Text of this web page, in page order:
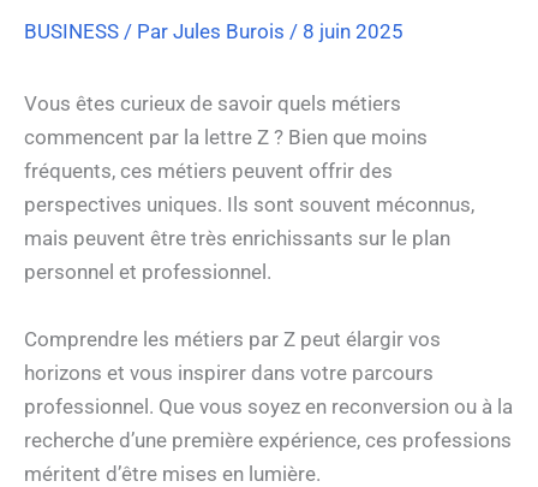
BUSINESS / Par Jules Burois / 8 juin 2025
Vous êtes curieux de savoir quels métiers
commencent par la lettre Z ? Bien que moins
fréquents, ces métiers peuvent offrir des
perspectives uniques. Ils sont souvent méconnus,
mais peuvent être très enrichissants sur le plan
personnel et professionnel.
Comprendre les métiers par Z peut élargir vos
horizons et vous inspirer dans votre parcours
professionnel. Que vous soyez en reconversion ou à la
recherche d’une première expérience, ces professions
méritent d’être mises en lumière.